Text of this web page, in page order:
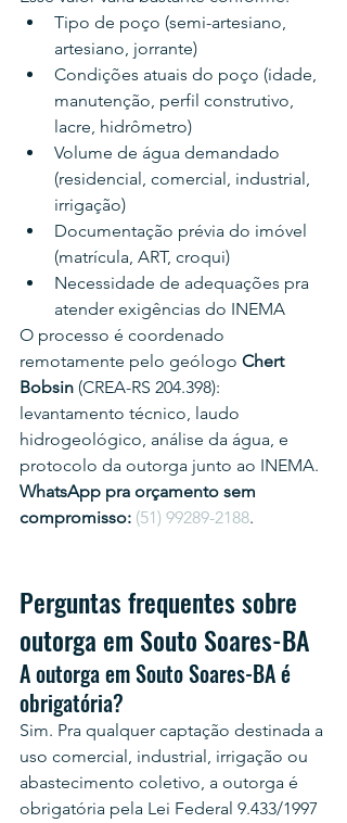
Tipo de poço (semi-artesiano,
artesiano, jorrante)
Condições atuais do poço (idade,
manutenção, perfil construtivo,
lacre, hidrômetro)
Volume de água demandado
(residencial, comercial, industrial,
irrigação)
Documentação prévia do imóvel
(matrícula, ART, croqui)
Necessidade de adequações pra
atender exigências do INEMA
O processo é coordenado
remotamente pelo geólogo Chert
Bobsin (CREA-RS 204.398):
levantamento técnico, laudo
hidrogeológico, análise da água, e
protocolo da outorga junto ao INEMA.
WhatsApp pra orçamento sem
compromisso: (51) 99289-2188.
Perguntas frequentes sobre
outorga em Souto Soares-BA
A outorga em Souto Soares-BA é
obrigatória?
Sim. Pra qualquer captação destinada a
uso comercial, industrial, irrigação ou
abastecimento coletivo, a outorga é
obrigatória pela Lei Federal 9.433/1997